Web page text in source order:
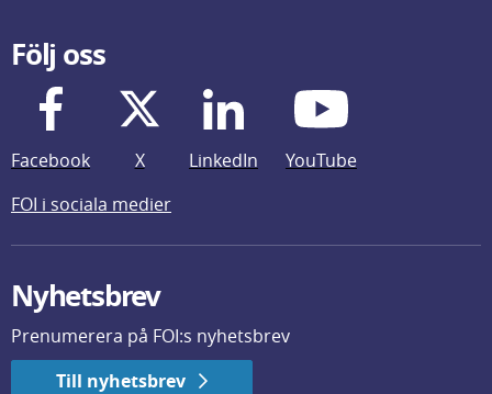
Följ oss
Facebook X LinkedIn
YouTube
FOI i sociala medier
Nyhetsbrev
Prenumerera på FOI:s nyhetsbrev
Till nyhetsbrev